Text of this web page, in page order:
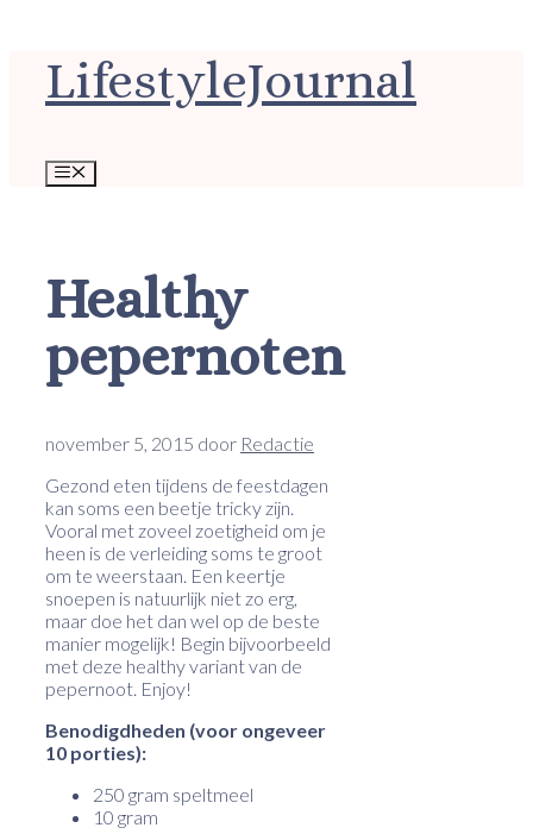
LifestyleJournal
Menu
Healthy
pepernoten
november 5, 2015 door Redactie
Gezond eten tijdens de feestdagen
kan soms een beetje tricky zijn.
Vooral met zoveel zoetigheid om je
heen is de verleiding soms te groot
om te weerstaan. Een keertje
snoepen is natuurlijk niet zo erg,
maar doe het dan wel op de beste
manier mogelijk! Begin bijvoorbeeld
met deze healthy variant van de
pepernoot. Enjoy!
Benodigdheden (voor ongeveer
10 porties):
250 gram speltmeel
10 gram